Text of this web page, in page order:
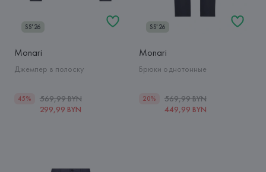
SS'26
Monari
Джемпер в полоску
45%
569,99 BYN
299,99 BYN
SS'26
Monari
Брюки однотонные
20%
569,99 BYN
449,99 BYN